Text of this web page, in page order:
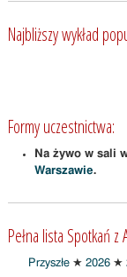
Najbliższy wykład
Formy uczestnictwa:
Na żywo w sali
Warszawie.
Pełna lista Spotkań z
Przyszłe ★ 2026 ★